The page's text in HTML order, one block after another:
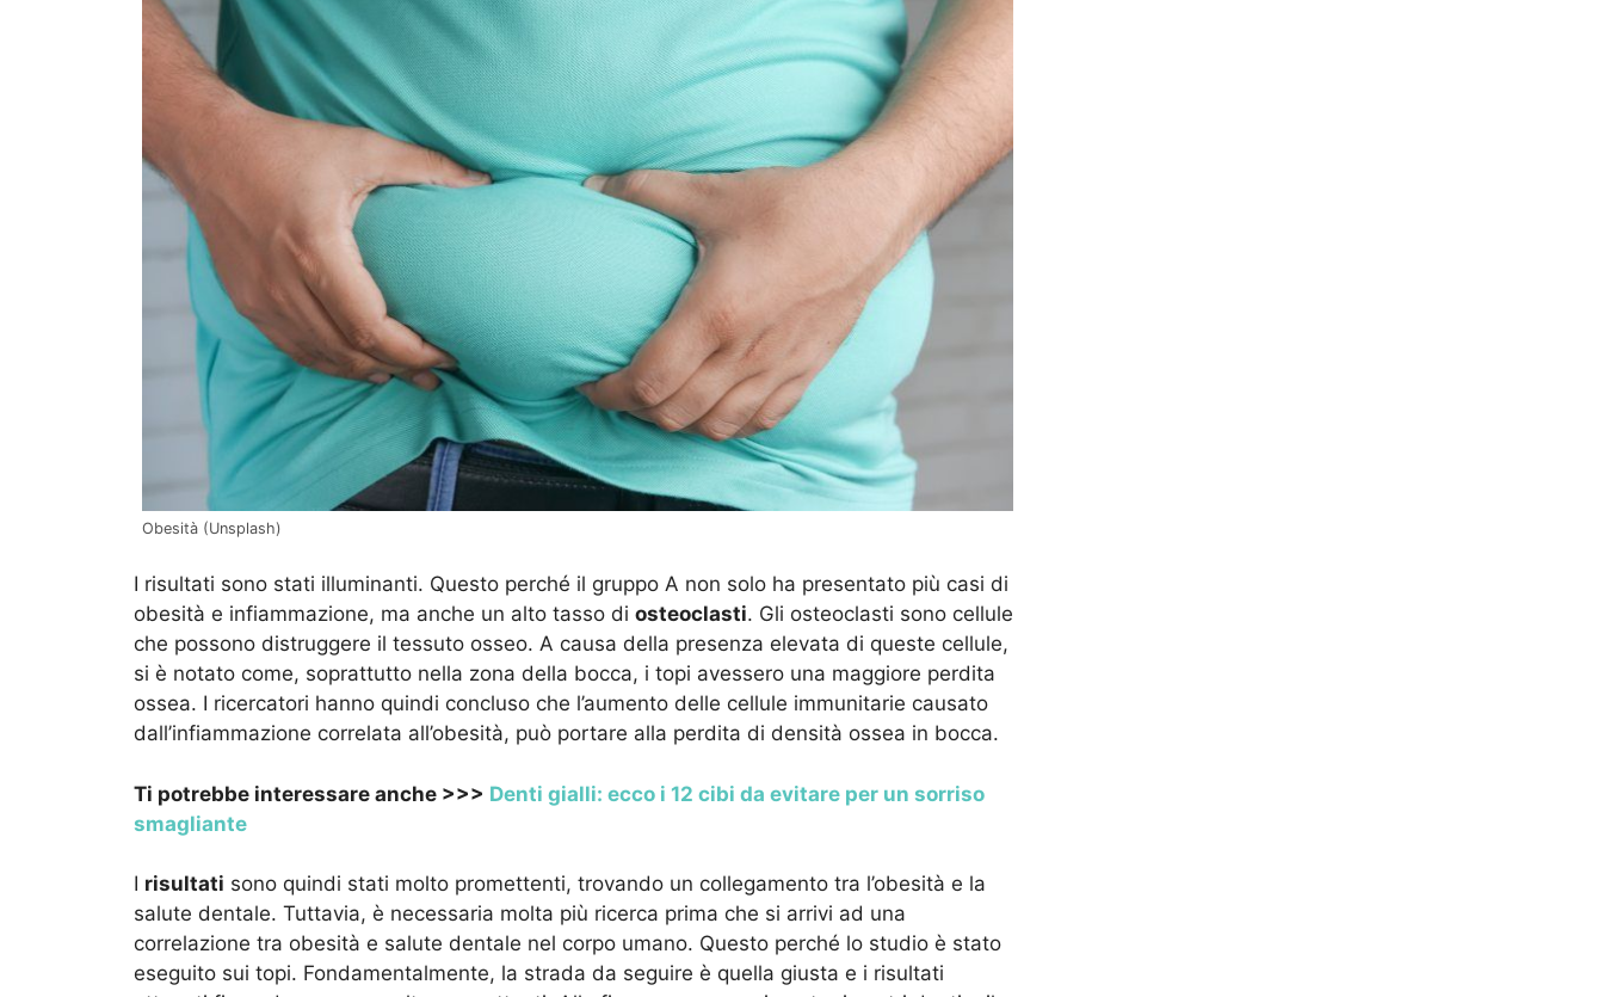
Obesità (Unsplash)
I risultati sono stati illuminanti. Questo perché il gruppo A non solo ha presentato più casi di
obesità e infiammazione, ma anche un alto tasso di osteoclasti. Gli osteoclasti sono cellule
che possono distruggere il tessuto osseo. A causa della presenza elevata di queste cellule,
si è notato come, soprattutto nella zona della bocca, i topi avessero una maggiore perdita
ossea. I ricercatori hanno quindi concluso che l’aumento delle cellule immunitarie causato
dall’infiammazione correlata all’obesità, può portare alla perdita di densità ossea in bocca.
Ti potrebbe interessare anche >>> Denti gialli: ecco i 12 cibi da evitare per un sorriso
smagliante
I risultati sono quindi stati molto promettenti, trovando un collegamento tra l’obesità e la
salute dentale. Tuttavia, è necessaria molta più ricerca prima che si arrivi ad una
correlazione tra obesità e salute dentale nel corpo umano. Questo perché lo studio è stato
eseguito sui topi. Fondamentalmente, la strada da seguire è quella giusta e i risultati